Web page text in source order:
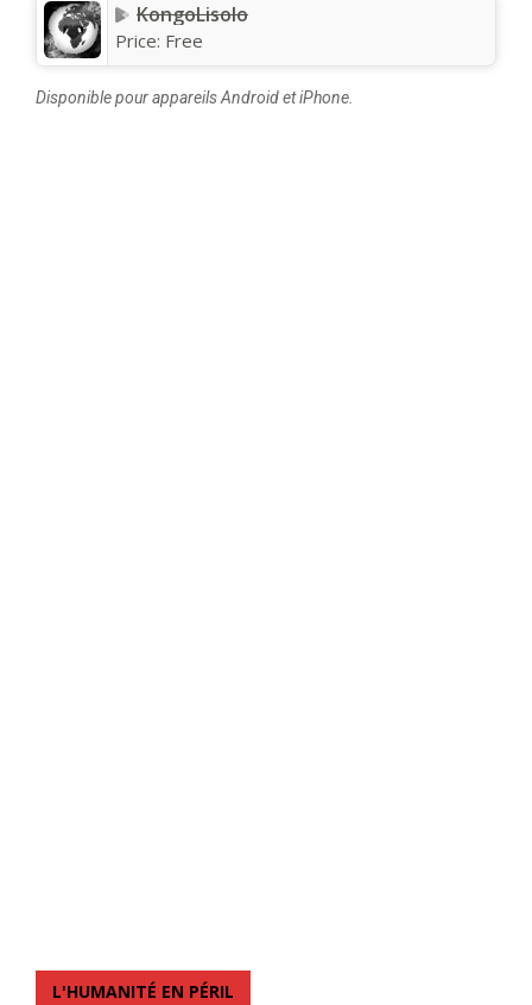
KongoLisolo
Price: Free
Disponible pour appareils Android et iPhone.
L'HUMANITÉ EN PÉRIL